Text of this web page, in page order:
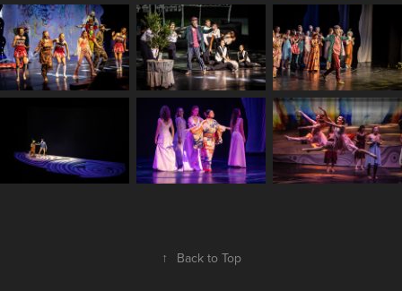
↑ Back to Top